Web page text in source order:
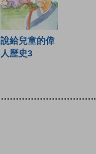
說給兒童的偉
人歷史3